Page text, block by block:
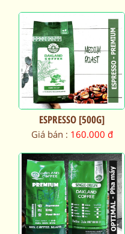
ESPRESSO [500G]
Giá bán : 160.000 đ